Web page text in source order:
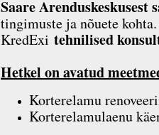
Saare Arenduskeskusest
tingimuste ja nõuete
KredExi tehnilised
Hetkel on avatud
Korterelamu
Korterelamulaenu